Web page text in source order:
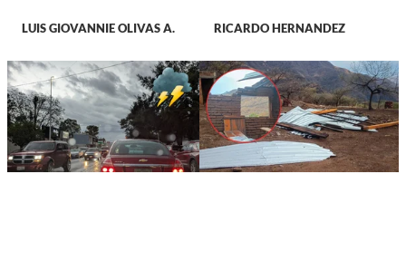
LUIS GIOVANNIE OLIVAS A. RICARDO HERNANDEZ